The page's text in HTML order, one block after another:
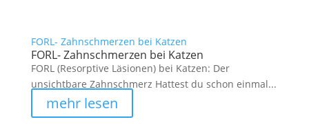
FORL- Zahnschmerzen bei Katzen
FORL- Zahnschmerzen bei Katzen
FORL (Resorptive Läsionen) bei Katzen: Der
unsichtbare Zahnschmerz Hattest du schon einmal...
mehr lesen